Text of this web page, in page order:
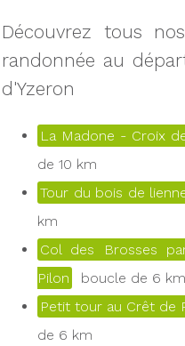
Découvrez tous
randonnée au
d'Yzeron
La Madone - Croix
de 10 km
Tour du bois de
km
Col des Brosses
Pilon
boucle de 6 km
Petit tour au Crêt de
de 6 km